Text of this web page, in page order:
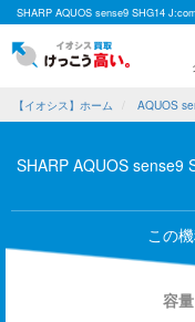
SHARP AQUOS sense9 SHG14
【イオシス】ホーム AQUOS
SHARP AQUOS sense9
この
容